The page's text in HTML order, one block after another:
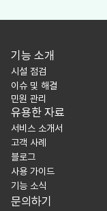
기능 소개
시설 점검
이슈 및 해결
민원 관리
유용한 자료
서비스 소개서
고객 사례
블로그
사용 가이드
기능 소식
문의하기